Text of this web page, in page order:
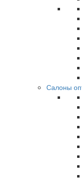
Салоны